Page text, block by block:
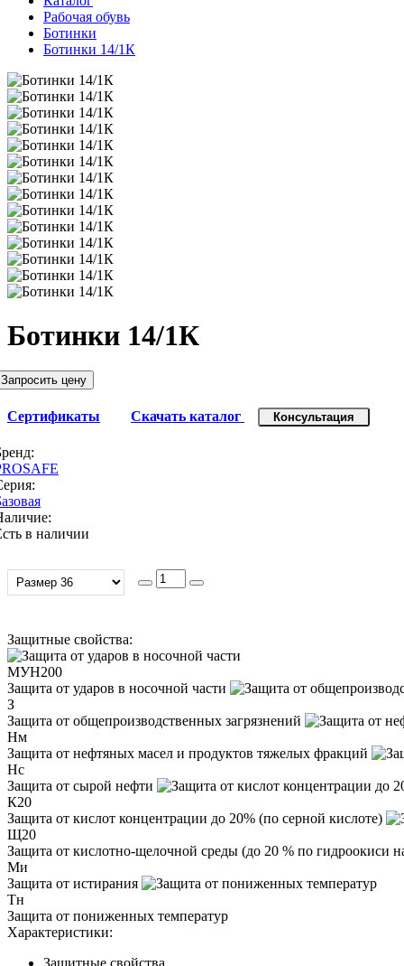
Рабочая обувь
Ботинки
Ботинки 14/1К
Ботинки 14/1К
Запросить цену
Сертификаты Скачать каталог Консультация
в наличии
Защитные свойства:
МУН200
Защита от ударов в носочной части
З
Защита от общепроизводственных загрязнений
Нм
Защита от нефтяных масел и продуктов тяжелых фракций
Нс
Защита от сырой нефти
К20
Защита от кислот концентрации до 20% (по серной кислоте)
Щ20
Защита от кислотно-щелочной среды (до 20 % по гидроокиси
Ми
Защита от истирания
Тн
Защита от пониженных температур
Характеристики: